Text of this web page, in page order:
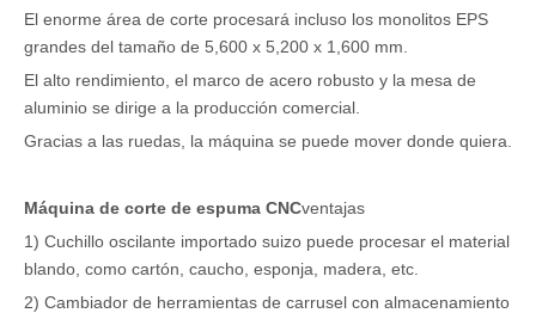
El enorme área de corte procesará incluso los monolitos EPS
grandes del tamaño de 5,600 x 5,200 x 1,600 mm.
El alto rendimiento, el marco de acero robusto y la mesa de
aluminio se dirige a la producción comercial.
Gracias a las ruedas, la máquina se puede mover donde quiera.
Máquina de corte de espuma CNCventajas
1) Cuchillo oscilante importado suizo puede procesar el material
blando, como cartón, caucho, esponja, madera, etc.
2) Cambiador de herramientas de carrusel con almacenamiento